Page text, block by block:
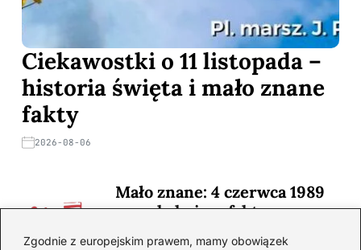
Zgodnie z europejskim prawem, mamy obowiązek
Ciekawostki o 11 listopada –
historia święta i mało znane
fakty
2026-08-06
Mało znane: 4 czerwca 1989
— zaskakujące fakty
2026-08-03